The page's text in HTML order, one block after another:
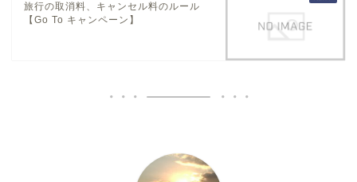
旅行の取消料、キャンセル料のルール
【Go To キャンペーン】